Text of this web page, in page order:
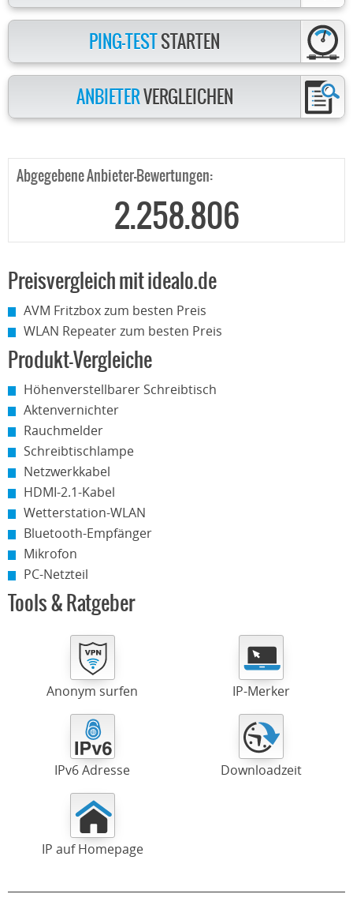
PING-TESTSTARTEN
ANBIETERVERGLEICHEN
Abgegebene Anbieter-Bewertungen:
2.258.806
Preisvergleich mit idealo.de
AVM Fritzbox zum besten Preis
WLAN Repeater zum besten Preis
Produkt-Vergleiche
Höhenverstellbarer Schreibtisch
Aktenvernichter
Rauchmelder
Schreibtischlampe
Netzwerkkabel
HDMI-2.1-Kabel
Wetterstation-WLAN
Bluetooth-Empfänger
Mikrofon
PC-Netzteil
Tools & Ratgeber
Anonym surfen IP-Merker
IPv6 Adresse Downloadzeit
IP auf Homepage